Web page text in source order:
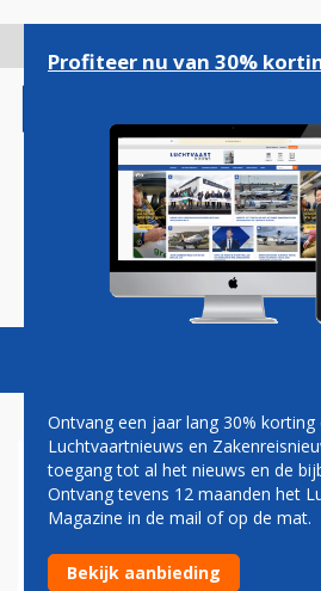
gaan
Magazine Podcasts
IATA-TOP
CHINA: XIAMEN
GASTHEER
Profiteer nu van 30%
Ontvang een jaar lang 30%
Luchtvaartnieuws en
toegang tot al het nieuws en de
Ontvang tevens 12 maanden het
Magazine in de mail of op de mat.
Bekijk aanbieding